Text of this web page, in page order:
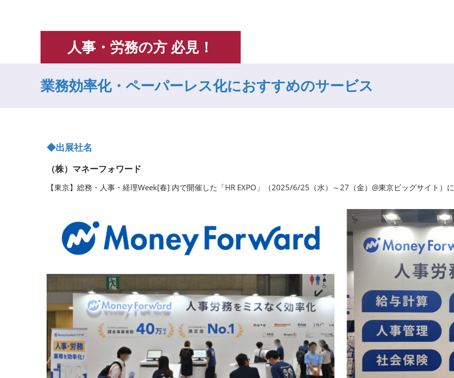
人事・労務の方 必見！
業務効率化・ペーパーレス化におすすめのサービス
◆出展社名
（株）マネーフォワード
【東京】総務・人事・経理Week[春] 内で開催した「HR EXPO」（2025/6/25（水）～27（金）@東京ビッグサイト）